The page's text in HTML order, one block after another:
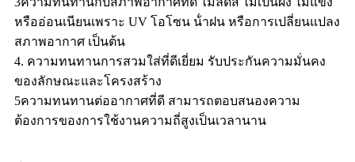
หรืออ่อนเนียนเพราะ UV โอโซน น้ําฝน หรือการเปลี่ยนแปลง
สภาพอากาศ เป็นต้น
4. ความทนทานการสวมใส่ที่ดีเยี่ยม รับประกันความมั่นคง
ของลักษณะและโครงสร้าง
5ความทนทานต่ออากาศที่ดี สามารถตอบสนองความ
ต้องการของการใช้งานความถี่สูงเป็นเวลานาน